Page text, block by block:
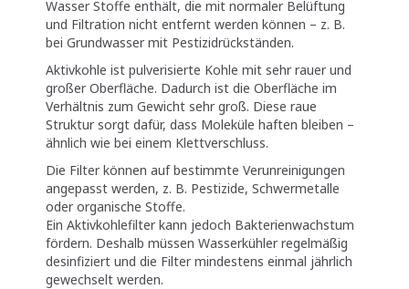
Wasser Stoffe enthält, die mit normaler Belüftung
und Filtration nicht entfernt werden können – z. B.
bei Grundwasser mit Pestizidrückständen.
Aktivkohle ist pulverisierte Kohle mit sehr rauer und
großer Oberfläche. Dadurch ist die Oberfläche im
Verhältnis zum Gewicht sehr groß. Diese raue
Struktur sorgt dafür, dass Moleküle haften bleiben –
ähnlich wie bei einem Klettverschluss.
Die Filter können auf bestimmte Verunreinigungen
angepasst werden, z. B. Pestizide, Schwermetalle
oder organische Stoffe.
Ein Aktivkohlefilter kann jedoch Bakterienwachstum
fördern. Deshalb müssen Wasserkühler regelmäßig
desinfiziert und die Filter mindestens einmal jährlich
gewechselt werden.